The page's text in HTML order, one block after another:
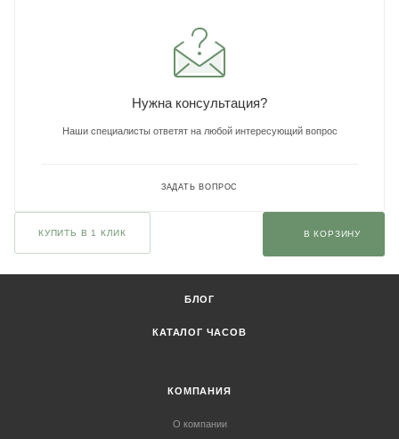
Нужна консультация?
Наши специалисты ответят на любой интересующий вопрос
ЗАДАТЬ ВОПРОС
КУПИТЬ В 1 КЛИК В КОРЗИНУ
БЛОГ
КАТАЛОГ ЧАСОВ
КОМПАНИЯ
О компании